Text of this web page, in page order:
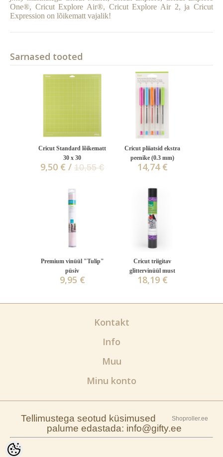
One®, Cricut Explore Air®, Cricut Explore Air 2, ja Cricut
Expression on lõikematt vajalik!
Sarnased tooted
Cricut Standard lõikematt
30 x 30
9,50 € / 10,55 €
Cricut pliiatsid ekstra
peenike (0.3 mm)
14,74 €
Premium vinüül "Tulip"
püsiv
9,95 €
Cricut triigitav
glittervinüül must
18,19 €
Kontakt
Info
Muu
Minu konto
Shoproller.ee
Tellimustega seotud küsimused
palume edastada: info@gifty.ee